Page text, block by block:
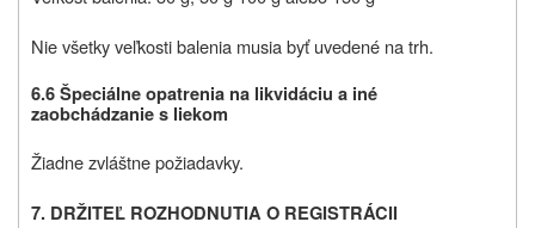
Nie všetky veľkosti balenia musia byť uvedené na trh.
6.6Špeciálne opatrenia na likvidáciu a iné
zaobchádzanie s liekom
Žiadne zvláštne požiadavky.
7. DRŽITEĽ ROZHODNUTIA O REGISTRÁCII